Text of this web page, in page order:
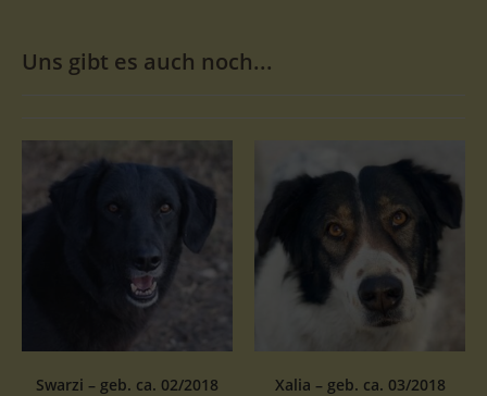
Uns gibt es auch noch...
Swarzi – geb. ca. 02/2018 Xalia – geb. ca. 03/2018